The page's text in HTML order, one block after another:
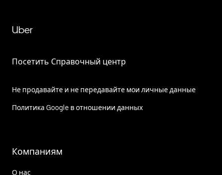
Uber
Посетить Справочный центр
Не продавайте и не передавайте мои личные данные
Политика Google в отношении данных
Компаниям
О нас